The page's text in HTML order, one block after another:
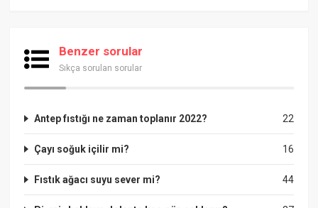
Benzer sorular
Sıkça sorulan sorular
22
Antep fıstığı ne zaman toplanır 2022?
16
Çayı soğuk içilir mi?
44
Fıstık ağacı suyu sever mi?